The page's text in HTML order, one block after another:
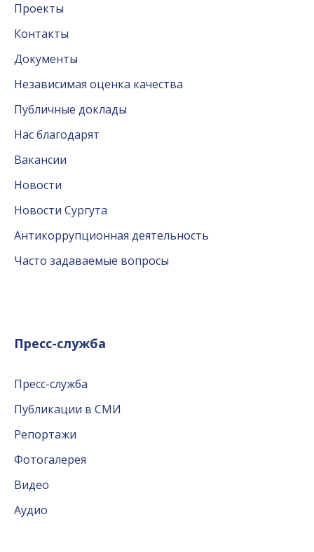
Проекты
Контакты
Документы
Независимая оценка качества
Публичные доклады
Нас благодарят
Вакансии
Новости
Новости Сургута
Антикоррупционная деятельность
Часто задаваемые вопросы
Пресс-служба
Пресс-служба
Публикации в СМИ
Репортажи
Фотогалерея
Видео
Аудио